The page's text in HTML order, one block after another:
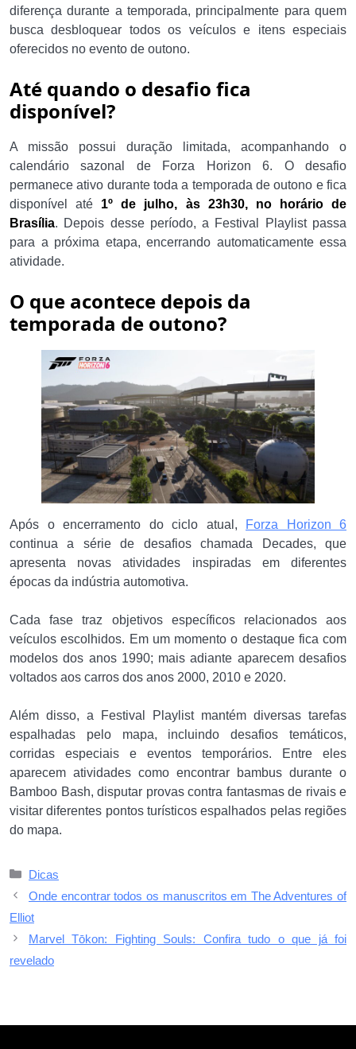
diferença durante a temporada, principalmente para quem
busca desbloquear todos os veículos e itens especiais
oferecidos no evento de outono.
Até quando o desafio fica
disponível?
A missão possui duração limitada, acompanhando o
calendário sazonal de Forza Horizon 6. O desafio
permanece ativo durante toda a temporada de outono e fica
disponível até 1º de julho, às 23h30, no horário de
Brasília. Depois desse período, a Festival Playlist passa
para a próxima etapa, encerrando automaticamente essa
atividade.
O que acontece depois da
temporada de outono?
Após o encerramento do ciclo atual,
Forza Horizon 6
continua a série de desafios chamada Decades, que
apresenta novas atividades inspiradas em diferentes
épocas da indústria automotiva.
Cada fase traz objetivos específicos relacionados aos
veículos escolhidos. Em um momento o destaque fica com
modelos dos anos 1990; mais adiante aparecem desafios
voltados aos carros dos anos 2000, 2010 e 2020.
Além disso, a Festival Playlist mantém diversas tarefas
espalhadas pelo mapa, incluindo desafios temáticos,
corridas especiais e eventos temporários. Entre eles
aparecem atividades como encontrar bambus durante o
Bamboo Bash, disputar provas contra fantasmas de rivais e
visitar diferentes pontos turísticos espalhados pelas regiões
do mapa.
Categorias
Dicas
Onde encontrar todos os manuscritos em The Adventures of
Elliot
Marvel Tōkon: Fighting Souls: Confira tudo o que já foi
revelado